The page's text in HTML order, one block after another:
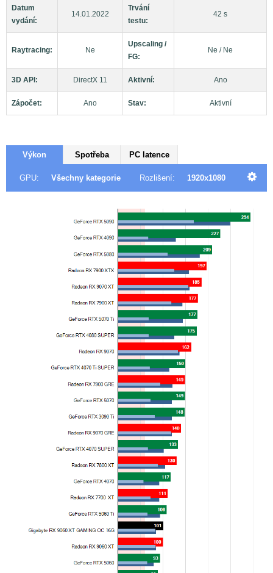
Datum
vydání:
14.01.2022
Trvání
testu:
42 s
Raytracing: Ne
Upscaling /
FG:
Ne / Ne
3D API: DirectX 11 Aktivní: Ano
Zápočet: Ano Stav: Aktivní
Výkon Spotřeba PC latence
GPU: Všechny kategorie Rozlišení: 1920x1080